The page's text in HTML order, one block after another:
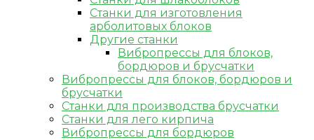
Станки для изготовления
арболитовых блоков
Другие станки
Вибропрессы для блоков,
бордюров и брусчатки
Вибропрессы для блоков, бордюров и
брусчатки
Станки для производства брусчатки
Станки для лего кирпича
Вибропрессы для бордюров